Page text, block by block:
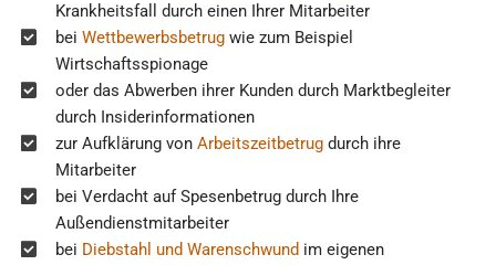
Krankheitsfall durch einen Ihrer Mitarbeiter
bei Wettbewerbsbetrug wie zum Beispiel
Wirtschaftsspionage
oder das Abwerben ihrer Kunden durch Marktbegleiter
durch Insiderinformationen
zur Aufklärung von Arbeitszeitbetrug durch ihre
Mitarbeiter
bei Verdacht auf Spesenbetrug durch Ihre
Außendienstmitarbeiter
bei Diebstahl und Warenschwund im eigenen